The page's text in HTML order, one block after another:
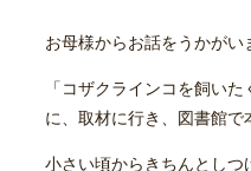
お母様からお話をうかがい
「コザクラインコを飼い
に、取材に行き、図書館で
小さい頃からきちんとしつ